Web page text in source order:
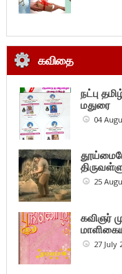
கவிதை
நட்பு
மதுரை
04
25
கவிஞர்
27 July